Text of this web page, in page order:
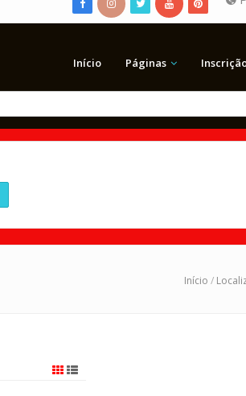
Início Páginas
Início /